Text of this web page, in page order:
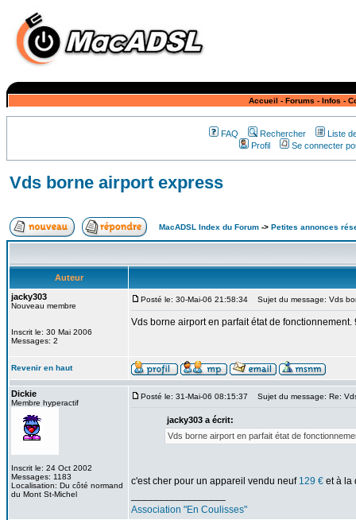
Accueil - Forums - Infos -
FAQ Rechercher
Liste
Profil
Se connecter
Vds borne airport express
MacADSL Index du Forum -> Petites annonces
Auteur
jacky303
Nouveau membre
Inscrit le: 30 Mai 2006
Messages: 2
Posté le: 30-Mai-06 21:58:34 Sujet du message: Vds
Vds borne airport en parfait état de
Revenir en haut
Dickie
Membre hyperactif
Inscrit le: 24 Oct 2002
Messages: 1183
Localisation: Du côté normand
du Mont St-Michel
Posté le: 31-Mai-06 08:15:37 Sujet du message: Re:
jacky303 a écrit:
Vds borne airport en parfait état de
c'est cher pour un appareil vendu neuf 129 € et à la
Association "En Coulisses"